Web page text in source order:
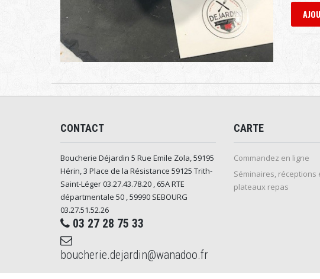
CONTACT
Boucherie Déjardin 5 Rue Emile Zola, 59195
Hérin, 3 Place de la Résistance 59125 Trith-
Saint-Léger 03.27.43.78.20 , 65A RTE
départmentale 50 , 59990 SEBOURG
03.27.51.52.26
03 27 28 75 33
boucherie.dejardin@wanadoo.fr
CARTE
Commandez en ligne
Séminaires, réceptions
plateaux repas